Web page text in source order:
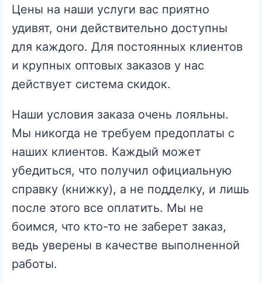
Цены на наши услуги вас приятно
удивят, они действительно доступны
для каждого. Для постоянных клиентов
и крупных оптовых заказов у нас
действует система скидок.
Наши условия заказа очень лояльны.
Мы никогда не требуем предоплаты с
наших клиентов. Каждый может
убедиться, что получил официальную
справку (книжку), а не подделку, и лишь
после этого все оплатить. Мы не
боимся, что кто-то не заберет заказ,
ведь уверены в качестве выполненной
работы.